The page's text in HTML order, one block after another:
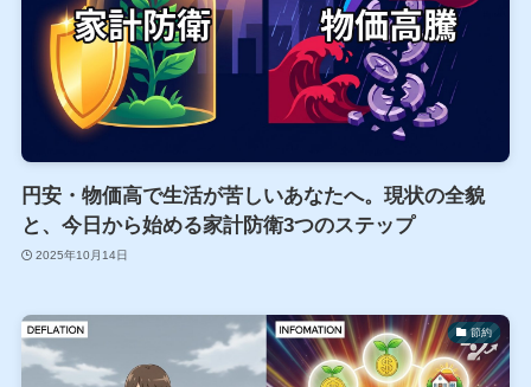
円安・物価高で生活が苦しいあなたへ。現状の全貌
と、今日から始める家計防衛3つのステップ
2025年10月14日
節約